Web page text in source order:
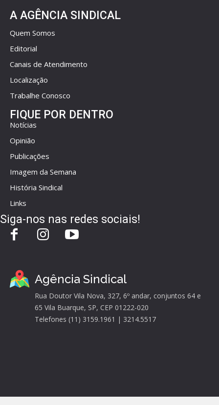
A AGÊNCIA SINDICAL
Quem Somos
Editorial
Canais de Atendimento
Localização
Trabalhe Conosco
FIQUE POR DENTRO
Notícias
Opinião
Publicações
Imagem da Semana
História Sindical
Links
Siga-nos nas redes sociais!
Agência Sindical
Rua Doutor Vila Nova, 327, 6º andar, conjuntos 64 e
65 Vila Buarque, SP, CEP 01222-020
Telefones (11) 3159.1961 | 3214.5517